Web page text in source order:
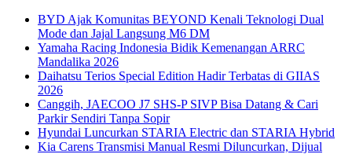
BYD Ajak Komunitas BEYOND Kenali Teknologi Dual
Mode dan Jajal Langsung M6 DM
Yamaha Racing Indonesia Bidik Kemenangan ARRC
Mandalika 2026
Daihatsu Terios Special Edition Hadir Terbatas di GIIAS
2026
Canggih, JAECOO J7 SHS-P SIVP Bisa Datang & Cari
Parkir Sendiri Tanpa Sopir
Hyundai Luncurkan STARIA Electric dan STARIA Hybrid
Kia Carens Transmisi Manual Resmi Diluncurkan, Dijual